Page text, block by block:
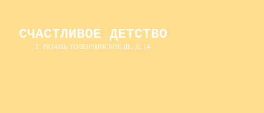
СЧАСТЛИВОЕ ДЕТСТВО
Г. РЯЗАНЬ, ГОЛЕНЧИНСКОЕ Ш., Д. 14